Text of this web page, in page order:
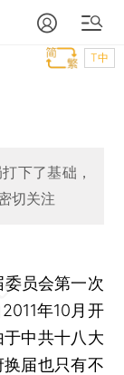
T中
下了基础，
切关注
员会第一次
年10月开
中共十八大
届也只有不